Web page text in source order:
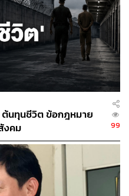
ต้นทุนชีวิต ข้อกฎหมาย
งคม
99